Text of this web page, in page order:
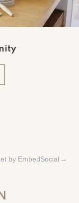
by EmbedSocial →